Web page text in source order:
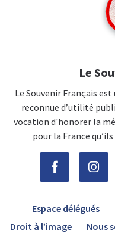
Le
Le Souvenir Français
reconnue d’utilité
vocation d'honorer la
pour la France
Espace délégués
Droit à l’image
Nous